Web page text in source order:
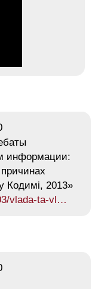
информации:
Кодимі, 2013»
vlada-ta-vl…